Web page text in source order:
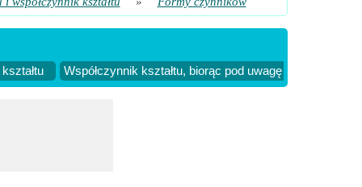
Współczynnik kształtu, biorąc pod uwagę szerokość